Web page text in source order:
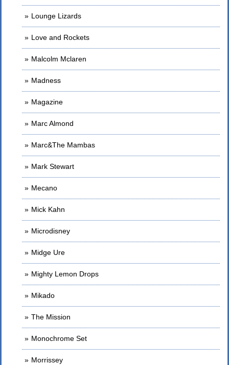
Lounge Lizards
Love and Rockets
Malcolm Mclaren
Madness
Magazine
Marc Almond
Marc&The Mambas
Mark Stewart
Mecano
Mick Kahn
Microdisney
Midge Ure
Mighty Lemon Drops
Mikado
The Mission
Monochrome Set
Morrissey